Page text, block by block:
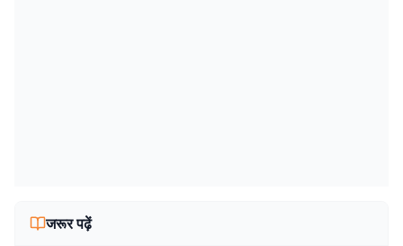
जरूर पढ़ें